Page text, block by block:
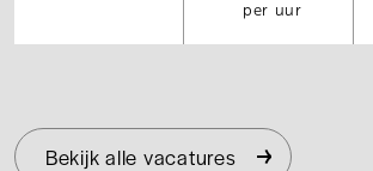
per uur
Bekijk alle vacatures